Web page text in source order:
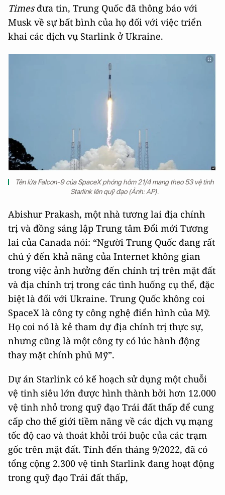
Timesđưa tin, Trung Quốc đã thông báo với
Musk về sự bất bình của họ đối với việc triển
khai các dịch vụ Starlink ở Ukraine.
Tên lửa Falcon-9 của SpaceX phóng hôm 21/4 mang theo 53 vệ tinh
Starlink lên quỹ đạo (Ảnh: AP).
Abishur Prakash, một nhà tương lai địa chính
trị và đồng sáng lập Trung tâm Đổi mới Tương
lai của Canada nói: “Người Trung Quốc đang rất
chú ý đến khả năng của Internet không gian
trong việc ảnh hưởng đến chính trị trên mặt đất
và địa chính trị trong các tình huống cụ thể, đặc
biệt là đối với Ukraine. Trung Quốc không coi
SpaceX là công ty công nghệ điển hình của Mỹ.
Họ coi nó là kẻ tham dự địa chính trị thực sự,
nhưng cũng là một công ty có lúc hành động
thay mặt chính phủ Mỹ”.
Dự án Starlink có kế hoạch sử dụng một chuỗi
vệ tinh siêu lớn được hình thành bởi hơn 12.000
vệ tinh nhỏ trong quỹ đạo Trái đất thấp để cung
cấp cho thế giới tiềm năng về các dịch vụ mạng
tốc độ cao và thoát khỏi trói buộc của các trạm
gốc trên mặt đất. Tính đến tháng 9/2022, đã có
tổng cộng 2.300 vệ tinh Starlink đang hoạt động
trong quỹ đạo Trái đất thấp,